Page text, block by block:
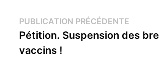
Navigation
de
PUBLICATION PRÉCÉDENTE
Pétition. Suspension des
vaccins !